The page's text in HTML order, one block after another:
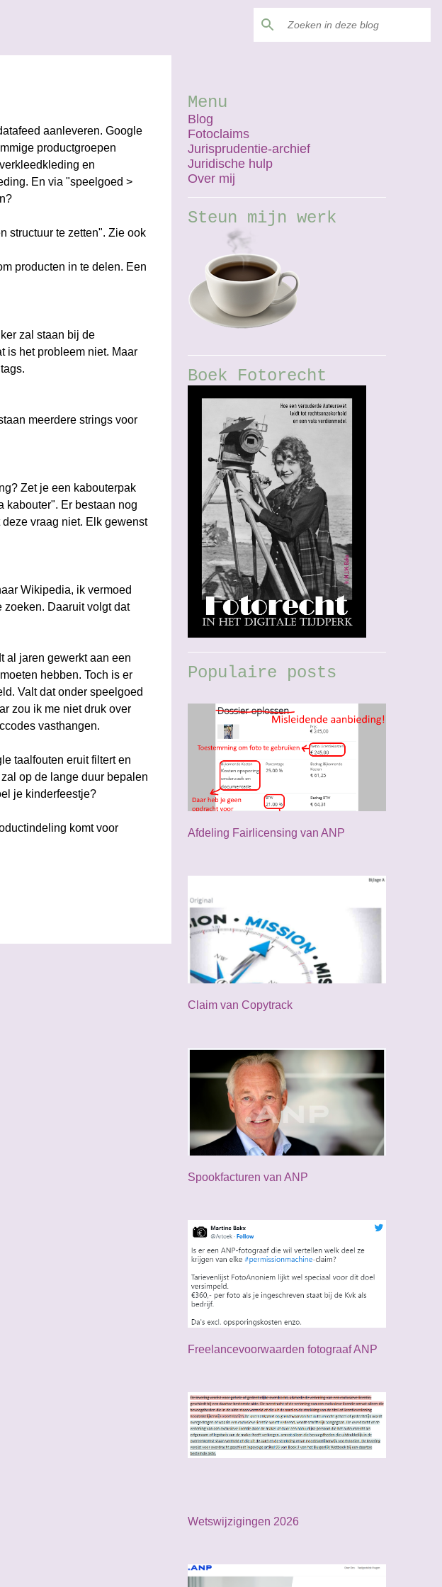
aanleveren. Google
productgroepen
en
En via "speelgoed >
structuur te zetten". Zie ook
producten in te delen. Een
zal staan bij de
is het probleem niet. Maar
meerdere strings voor
Zet je een kabouterpak
kabouter". Er bestaan nog
vraag niet. Elk gewenst
Wikipedia, ik vermoed
Daaruit volgt dat
al jaren gewerkt aan een
hebben. Toch is er
Valt dat onder speelgoed
zou ik me niet druk over
vasthangen.
taalfouten eruit filtert en
op de lange duur bepalen
je kinderfeestje?
komt voor
Menu
Blog
Fotoclaims
Jurisprudentie-archief
Juridische hulp
Over mij
Steun mijn werk
Boek Fotorecht
Populaire posts
Afdeling Fairlicensing van ANP
Claim van Copytrack
Spookfacturen van ANP
Freelancevoorwaarden fotograaf ANP
Wetswijzigingen 2026